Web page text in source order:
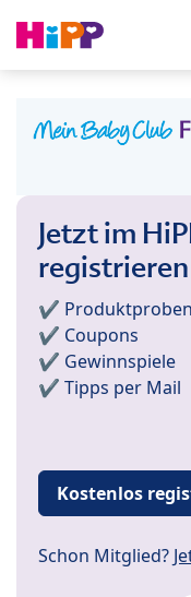
Jetzt im
registrieren
✔️ Produktproben
✔️ Coupons
✔️ Gewinnspiele
✔️ Tipps per Mail
Kostenlos
Schon Mitglied?